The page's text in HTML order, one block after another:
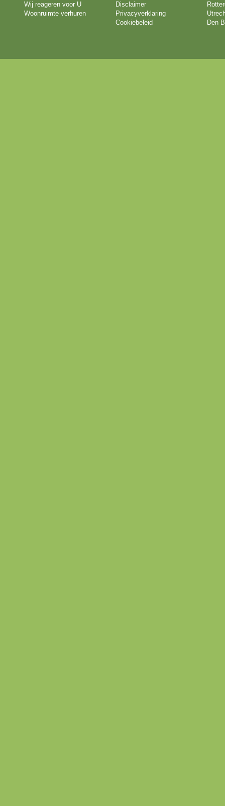
Wij reageren voor U
Woonruimte verhuren
Disclaimer
Privacyverklaring
Cookiebeleid
Den